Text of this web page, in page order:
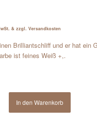
& zzgl. Versandkosten
Brilliantschliff und er hat ein
ist feines Weiß +,.
In den Warenkorb